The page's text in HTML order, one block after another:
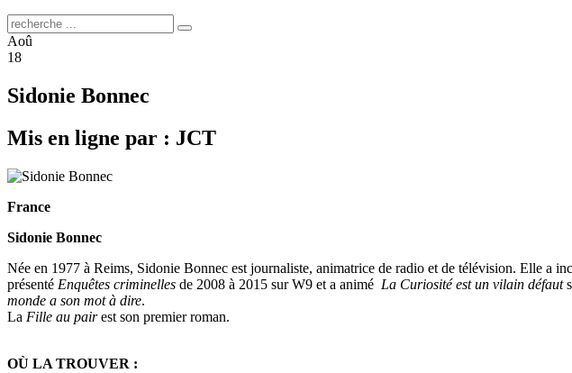
Aoû
18
Sidonie Bonnec
Mis en ligne par : JCT
France
Sidonie Bonnec
Née en 1977 à Reims, Sidonie Bonnec est journaliste, animatrice de radio et de télévision. Elle a
présenté Enquêtes criminelles de 2008 à 2015 sur W9 et a animé La Curiosité est un vilain défaut
monde a son mot à dire.
La Fille au pairest son premier roman.
OÙ LA TROUVER :